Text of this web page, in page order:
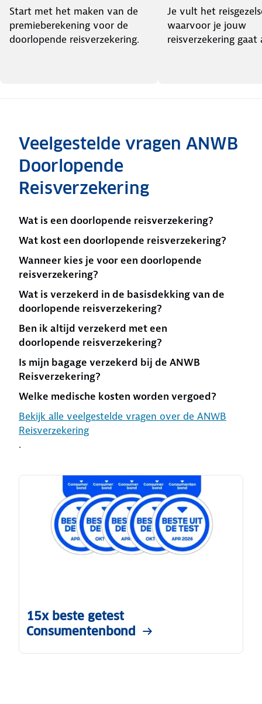
Start met het maken van de
premieberekening voor de
doorlopende reisverzekering.
Je vult het
waarvoor je jouw
reisverzekering gaat
Veelgestelde vragen ANWB
Doorlopende
Reisverzekering
Wat is een doorlopende reisverzekering?
Wat kost een doorlopende reisverzekering?
Wanneer kies je voor een doorlopende
reisverzekering?
Wat is verzekerd in de basisdekking van de
doorlopende reisverzekering?
Ben ik altijd verzekerd met een
doorlopende reisverzekering?
Is mijn bagage verzekerd bij de ANWB
Reisverzekering?
Welke medische kosten worden vergoed?
Bekijk alle veelgestelde vragen over de ANWB
Reisverzekering
.
15x beste getest
Consumentenbond